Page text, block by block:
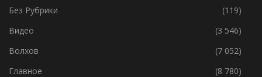
Без Рубрики
(119)
Видео
(3 546)
Волхов
(7 052)
Главное
(8 780)